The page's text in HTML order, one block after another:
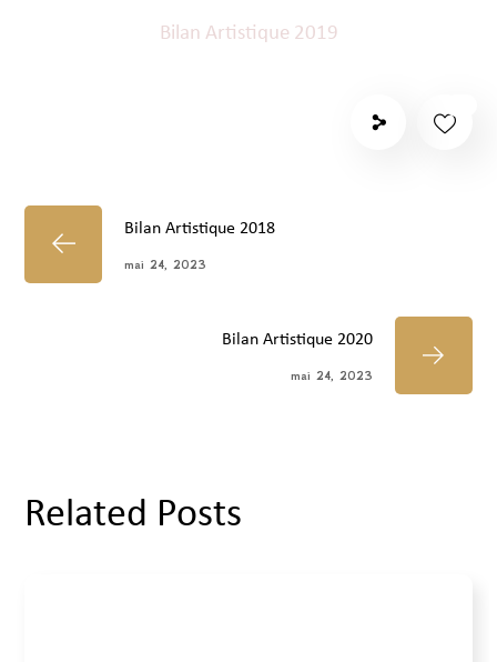
Bilan Artistique 2019
Bilan Artistique 2018
mai 24, 2023
Bilan Artistique 2020
mai 24, 2023
Related Posts